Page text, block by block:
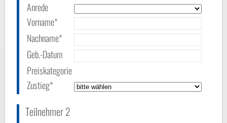
Anrede
Vorname*
Nachname*
Geb.-Datum
Preiskategorie
Zustieg*
Teilnehmer 2